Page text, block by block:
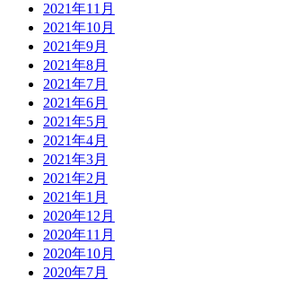
2021年11月
2021年10月
2021年9月
2021年8月
2021年7月
2021年6月
2021年5月
2021年4月
2021年3月
2021年2月
2021年1月
2020年12月
2020年11月
2020年10月
2020年7月